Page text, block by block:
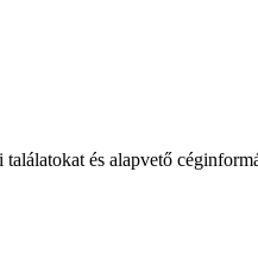
és alapvető